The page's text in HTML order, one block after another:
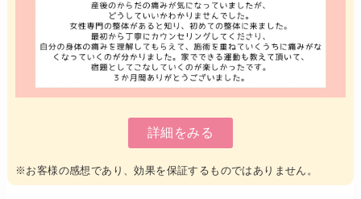
詳細をみる
※お客様の感想であり、効果を保証するものではありません。